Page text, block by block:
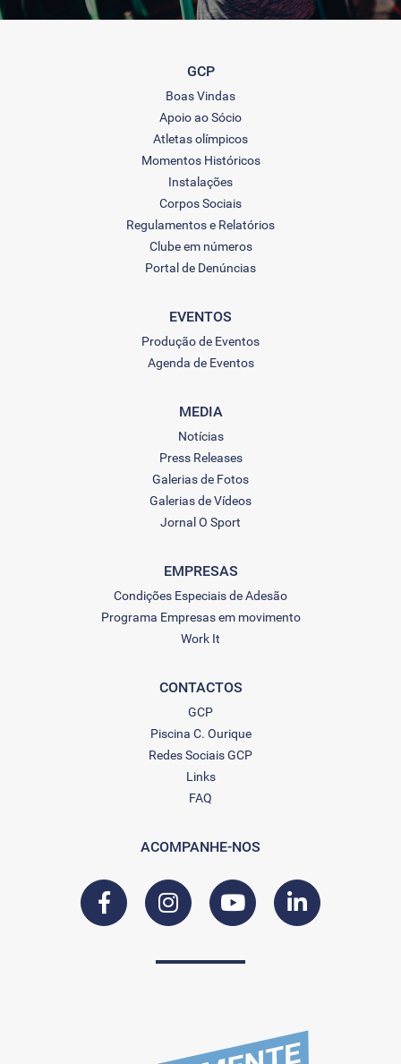
GCP
Boas Vindas
Apoio ao Sócio
Atletas olímpicos
Momentos Históricos
Instalações
Corpos Sociais
Regulamentos e Relatórios
Clube em números
Portal de Denúncias
EVENTOS
Produção de Eventos
Agenda de Eventos
MEDIA
Notícias
Press Releases
Galerias de Fotos
Galerias de Vídeos
Jornal O Sport
EMPRESAS
Condições Especiais de Adesão
Programa Empresas em movimento
Work It
CONTACTOS
GCP
Piscina C. Ourique
Redes Sociais GCP
Links
FAQ
ACOMPANHE-NOS